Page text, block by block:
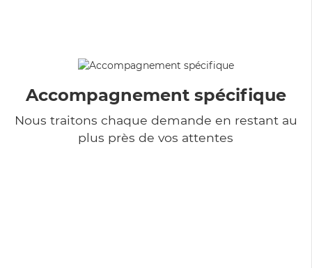
Accompagnement spécifique
Nous traitons chaque demande en restant au
plus près de vos attentes